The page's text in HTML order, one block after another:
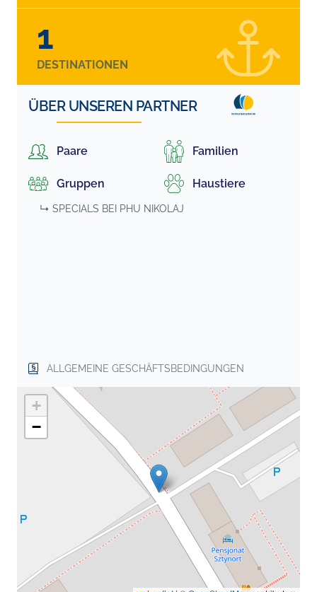
1
DESTINATIONEN
ÜBER UNSEREN PARTNER
Paare Familien
Gruppen Haustiere
↳ SPECIALS BEI PHU NIKOLAJ
ALLGEMEINE GESCHÄFTSBEDINGUNGEN
+
−